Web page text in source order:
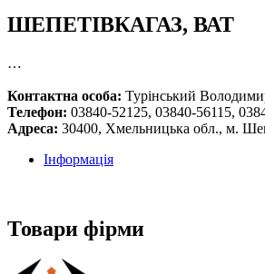
ШЕПЕТІВКАГАЗ, ВАТ
…
Контактна особа: Турінський
Телефон: 03840-52125, 03840-56115,
Адреса: 30400, Хмельницька обл., м.
Інформація
Товари фірми